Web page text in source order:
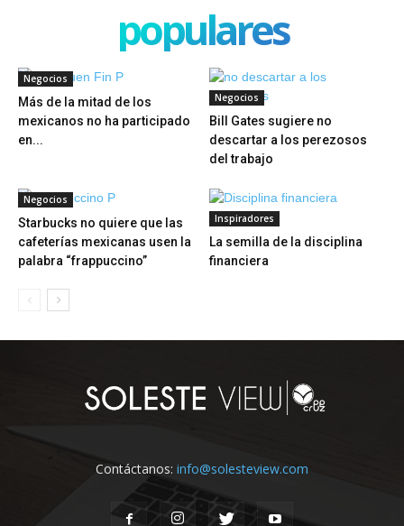
populares
Negocios
Más de la mitad de los
mexicanos no ha participado
en...
Negocios
Bill Gates sugiere no
descartar a los perezosos
del trabajo
Negocios
Starbucks no quiere que las
cafeterías mexicanas usen la
palabra “frappuccino”
Inspiradores
La semilla de la disciplina
financiera
Contáctanos: info@solesteview.com